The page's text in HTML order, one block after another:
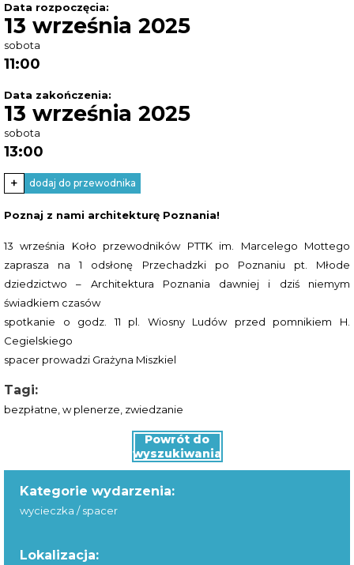
Data rozpoczęcia:
13 września 2025
sobota
11:00
Data zakończenia:
13 września 2025
sobota
13:00
+ dodaj do przewodnika
Poznaj z nami architekturę Poznania!
13 września Koło przewodników PTTK im. Marcelego Mottego
zaprasza na 1 odsłonę Przechadzki po Poznaniu pt. Młode
dziedzictwo – Architektura Poznania dawniej i dziś niemym
świadkiem czasów
spotkanie o godz. 11 pl. Wiosny Ludów przed pomnikiem H.
Cegielskiego
spacer prowadzi Grażyna Miszkiel
Tagi:
bezpłatne w plenerze zwiedzanie
Powrót do
wyszukiwania
Kategorie wydarzenia:
wycieczka / spacer
Lokalizacja: